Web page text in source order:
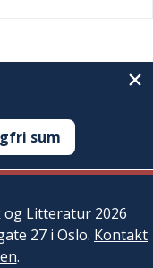
sum
og Litteratur2026
27 i Oslo. Kontakt
.